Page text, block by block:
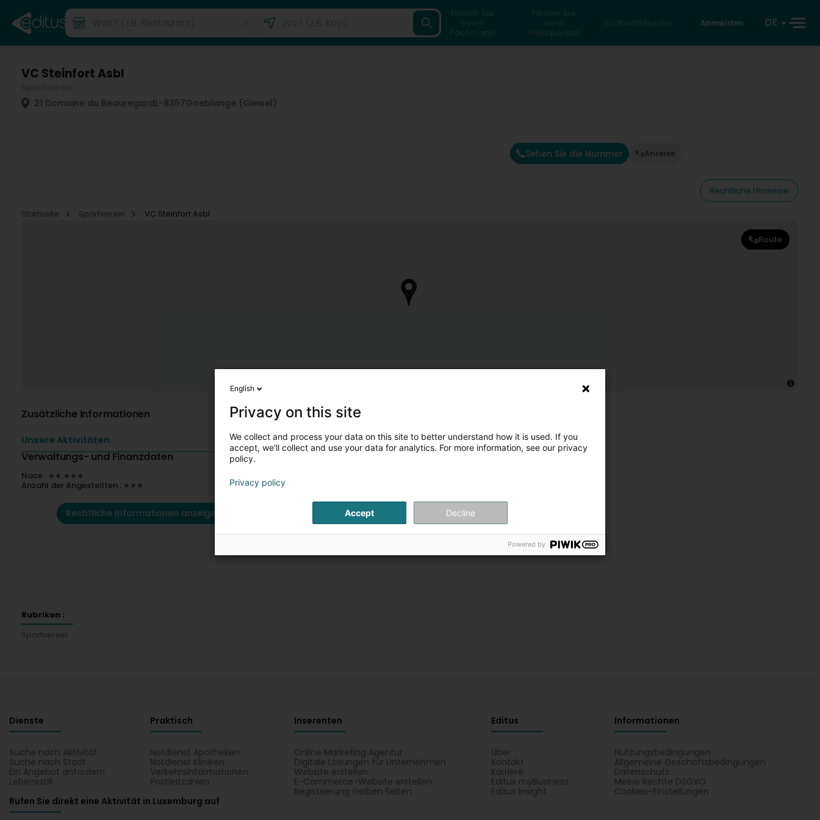
Finden Sie
einen
Fachmann
Finden Sie
eine
Privatperson
Rückwärtssuche Anmelden DE
VC Steinfort Asbl
21 Domaine du BeauregardL-8357Goeblange (Giewel)
Sehen Sie die Nummer Anreise
Rechtliche Hinweise
Startseite
Sportverein VC Steinfort Asbl
Route
Zusätzliche Informationen
Unsere Aktivitäten
Verwaltungs- und Finanzdaten
Nace : ∗∗.∗∗∗
Anzahl der Angestellten : ∗∗∗
Rechtliche Informationen anzeigen
Rubriken :
Sportverein
Dienste
Suche nach Aktivität
Suche nach Stadt
Ein Angebot anfordern
Lebensstill
Praktisch
Notdienst Apotheken
Notdienst Kliniken
Verkehrsinformationen
Postleitzahlen
Inserenten
Online Marketing Agentur
Digitale Lösungen für Unternehmen
Website erstellen
E-Commerce-Website erstellen
Registrierung Gelben Seiten
Editus
Über
Kontakt
Karriere
Editus myBusiness
Editus Insight
Informationen
Nutzungsbedingungen
Allgemeine Geschäftsbedingungen
Datenschutz
Meine Rechte DSGVO
Cookies-Einstellungen
Rufen Sie direkt eine Aktivität in Luxemburg auf
English
Privacy on this site
We collect and process your data on this site to better understand how it is used. If you
accept, we'll collect and use your data for analytics. For more information, see our privacy
policy.
Privacy policy
Accept Decline
Powered by